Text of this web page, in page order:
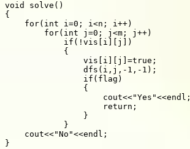
void solve()
{
    for(int i=0; i<n; i++)
        for(int j=0; j<m; j++)
            if(!vis[i][j])
            {
                vis[i][j]=true;
                dfs(i,j,-1,-1);
                if(flag)
                {
                    cout<<"Yes"<<endl;
                    return;
                }
            }
    cout<<"No"<<endl;
}